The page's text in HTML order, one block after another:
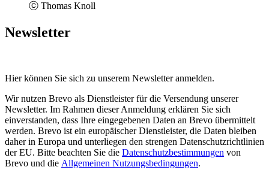
ⓒ Thomas Knoll
Newsletter
Hier können Sie sich zu unserem Newsletter anmelden.
Wir nutzen Brevo als Dienstleister für die Versendung unserer
Newsletter. Im Rahmen dieser Anmeldung erklären Sie sich
einverstanden, dass Ihre eingegebenen Daten an Brevo übermittelt
werden. Brevo ist ein europäischer Dienstleister, die Daten bleiben
daher in Europa und unterliegen den strengen Datenschutzrichtlinien
der EU. Bitte beachten Sie die Datenschutzbestimmungen von
Brevo und die Allgemeinen Nutzungsbedingungen.